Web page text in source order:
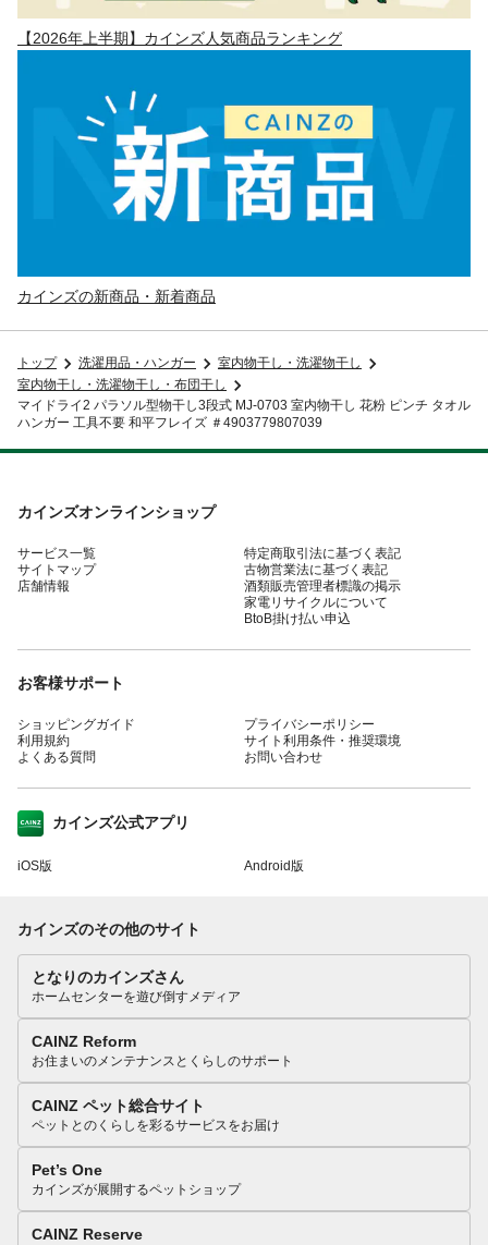
【2026年上半期】カインズ人気商品ランキング
カインズの新商品・新着商品
トップ 洗濯用品・ハンガー
室内物干し・洗濯物干し
室内物干し・洗濯物干し・布団干し
マイドライ2 パラソル型物干し3段式 MJ-0703 室内物干し 花粉 ピンチ タオル
ハンガー 工具不要 和平フレイズ ＃4903779807039
カインズオンラインショップ
サービス一覧
サイトマップ
店舗情報
特定商取引法に基づく表記
古物営業法に基づく表記
酒類販売管理者標識の掲示
家電リサイクルについて
BtoB掛け払い申込
お客様サポート
ショッピングガイド
利用規約
よくある質問
プライバシーポリシー
サイト利用条件・推奨環境
お問い合わせ
カインズ公式アプリ
iOS版 Android版
カインズのその他のサイト
となりのカインズさん
ホームセンターを遊び倒すメディア
CAINZ Reform
お住まいのメンテナンスとくらしのサポート
CAINZ ペット総合サイト
ペットとのくらしを彩るサービスをお届け
Pet’s One
カインズが展開するペットショップ
CAINZ Reserve